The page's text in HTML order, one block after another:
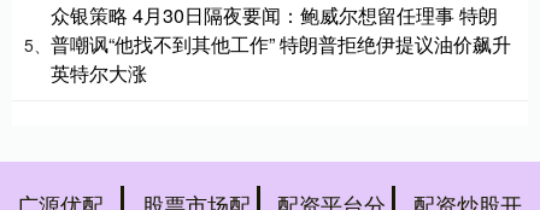
5、
众银策略 4月30日隔夜要闻：鲍威尔想留任理事 特朗
普嘲讽“他找不到其他工作” 特朗普拒绝伊提议油价飙升
英特尔大涨